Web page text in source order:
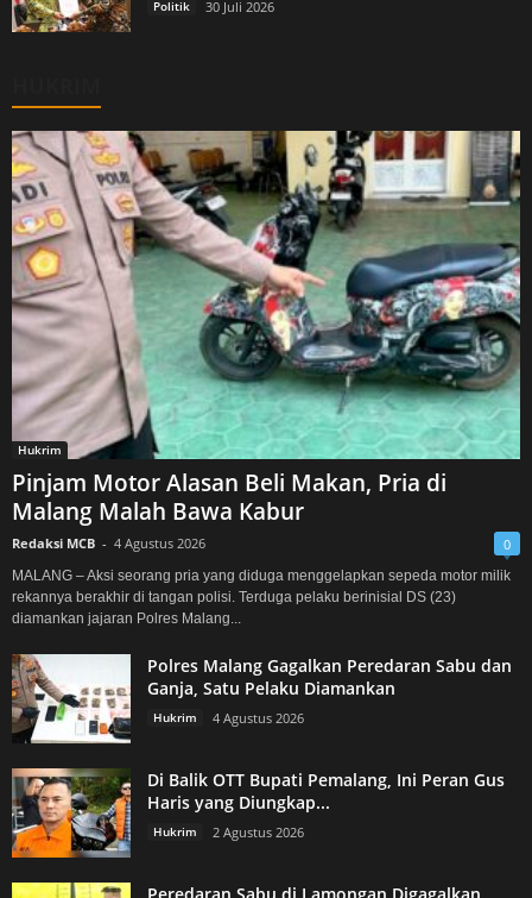
Politik 30 Juli 2026
Hukrim
Pinjam Motor Alasan Beli Makan, Pria di
Malang Malah Bawa Kabur
Redaksi MCB - 4 Agustus 2026 0
MALANG – Aksi seorang pria yang diduga menggelapkan sepeda motor milik
rekannya berakhir di tangan polisi. Terduga pelaku berinisial DS (23)
diamankan jajaran Polres Malang...
Polres Malang Gagalkan Peredaran Sabu dan
Ganja, Satu Pelaku Diamankan
Hukrim 4 Agustus 2026
Di Balik OTT Bupati Pemalang, Ini Peran Gus
Haris yang Diungkap...
Hukrim 2 Agustus 2026